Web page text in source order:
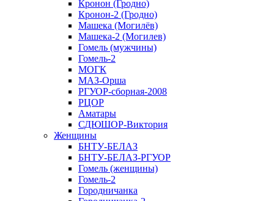
Кронон (Гродно)
Кронон-2 (Гродно)
Машека (Могилёв)
Машека-2 (Могилев)
Гомель (мужчины)
Гомель-2
МОГК
МАЗ-Орша
РГУОР-сборная-2008
РЦОР
Аматары
СДЮШОР-Виктория
Женщины
БНТУ-БЕЛАЗ
БНТУ-БЕЛАЗ-РГУОР
Гомель (женщины)
Гомель-2
Городничанка